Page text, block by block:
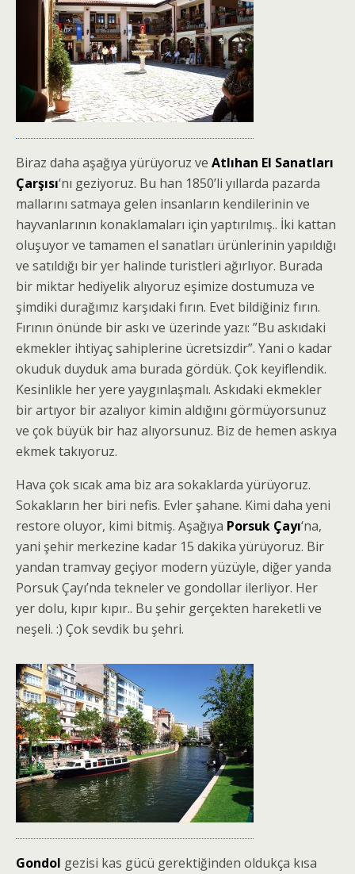
Biraz daha aşağıya yürüyoruz ve Atlıhan El Sanatları
Çarşısı‘nı geziyoruz. Bu han 1850’li yıllarda pazarda
mallarını satmaya gelen insanların kendilerinin ve
hayvanlarının konaklamaları için yaptırılmış.. İki kattan
oluşuyor ve tamamen el sanatları ürünlerinin yapıldığı
ve satıldığı bir yer halinde turistleri ağırlıyor. Burada
bir miktar hediyelik alıyoruz eşimize dostumuza ve
şimdiki durağımız karşıdaki fırın. Evet bildiğiniz fırın.
Fırının önünde bir askı ve üzerinde yazı: ”Bu askıdaki
ekmekler ihtiyaç sahiplerine ücretsizdir”. Yani o kadar
okuduk duyduk ama burada gördük. Çok keyiflendik.
Kesinlikle her yere yaygınlaşmalı. Askıdaki ekmekler
bir artıyor bir azalıyor kimin aldığını görmüyorsunuz
ve çok büyük bir haz alıyorsunuz. Biz de hemen askıya
ekmek takıyoruz.
Hava çok sıcak ama biz ara sokaklarda yürüyoruz.
Sokakların her biri nefis. Evler şahane. Kimi daha yeni
restore oluyor, kimi bitmiş. Aşağıya Porsuk Çayı‘na,
yani şehir merkezine kadar 15 dakika yürüyoruz. Bir
yandan tramvay geçiyor modern yüzüyle, diğer yanda
Porsuk Çayı’nda tekneler ve gondollar ilerliyor. Her
yer dolu, kıpır kıpır.. Bu şehir gerçekten hareketli ve
neşeli. :) Çok sevdik bu şehri.
Gondol gezisi kas gücü gerektiğinden oldukça kısa